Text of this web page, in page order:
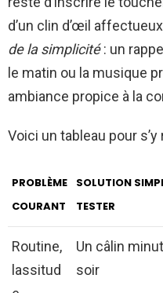
d’un clin d’œil
de la simplicité: un
le matin ou la musique
ambiance propice à la
Voici un tableau pour s’y
PROBLÈME
COURANT
SOLUTION
TESTER
Routine,
lassitud
Un câlin
soir